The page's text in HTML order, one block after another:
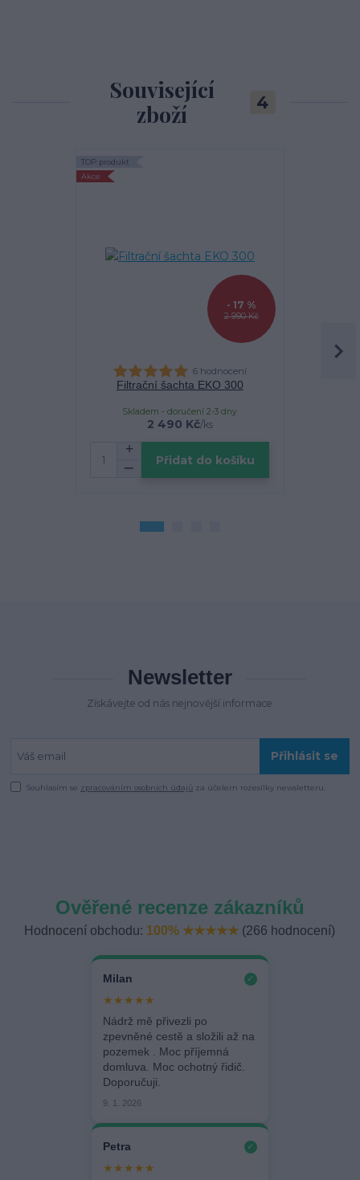
Související
zboží
4
TOP produkt
Akce
2 990 Kč
- 17 %
6 hodnocení
Filtrační šachta EKO 300
2 490 Kč/ks
Skladem - doručení 2-3 dny
Přidat do košíku
Newsletter
Získávejte od nás nejnovější informace
Přihlásit se
Souhlasím se zpracováním osobních údajů za účelem rozesílky newsletteru.
Ověřené recenze zákazníků
Hodnocení obchodu: 100% ★★★★★ (266 hodnocení)
Milan ✓
★★★★★
Nádrž mě přivezli po
zpevněné cestě a složili až na
pozemek . Moc příjemná
domluva. Moc ochotný řidič.
Doporučuji.
9. 1. 2026
Petra ✓
★★★★★